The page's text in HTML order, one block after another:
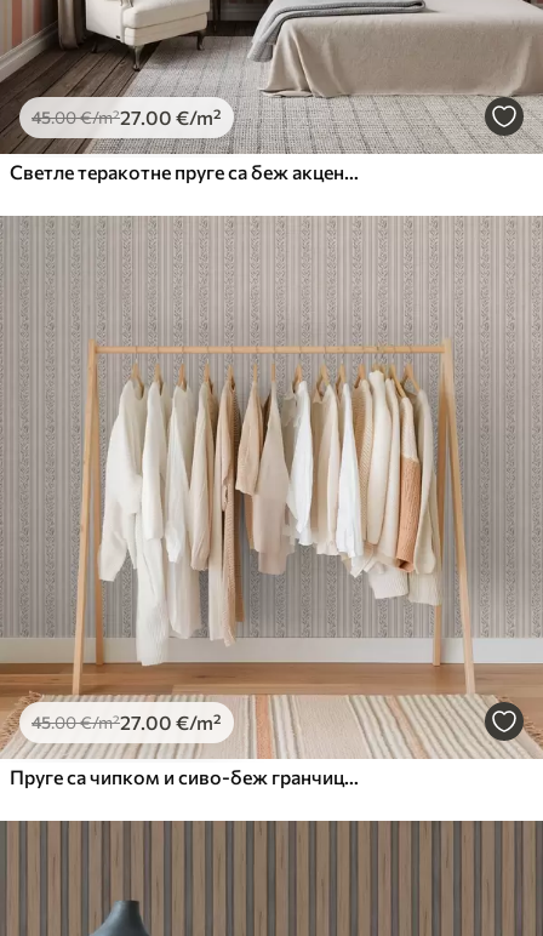
45.00€/m²27.00 €/m²
Светле теракотне пруге са беж акцентима
45.00€/m²27.00 €/m²
Пруге са чипком и сиво-беж гранчицама